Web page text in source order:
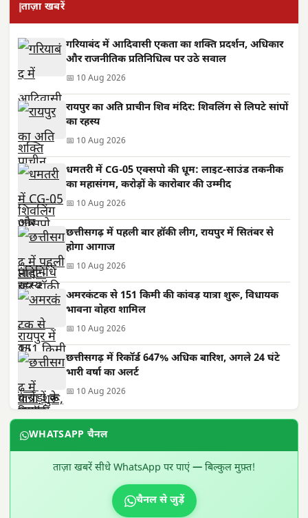
ताज़ा खबरें
गरियाबंद में आदिवासी एकता का शक्ति प्रदर्शन, अधिकार
और राजनीतिक प्रतिनिधित्व पर उठे सवाल
📅 10 Aug 2026
रायपुर का अति प्राचीन शिव मंदिर: शिवलिंग से लिपटे सांपों
का रहस्य
📅 10 Aug 2026
धमतरी में CG-05 एक्सपो की धूम: लाइट-साउंड तकनीक
का महासंगम, करोड़ों के कारोबार की उम्मीद
📅 10 Aug 2026
छत्तीसगढ़ में पहली बार हॉकी लीग, रायपुर में सितंबर से
होगा आगाज
📅 10 Aug 2026
अमरकंटक से 151 किमी की कांवड़ यात्रा शुरू, विधायक
भावना वोहरा शामिल
📅 10 Aug 2026
छत्तीसगढ़ में रिकॉर्ड 647% अधिक बारिश, अगले 24 घंटे
भारी वर्षा का अलर्ट
📅 10 Aug 2026
WHATSAPP चैनल
ताज़ा खबरें सीधे WhatsApp पर पाएं — बिल्कुल मुफ़्त!
चैनल से जुड़ें